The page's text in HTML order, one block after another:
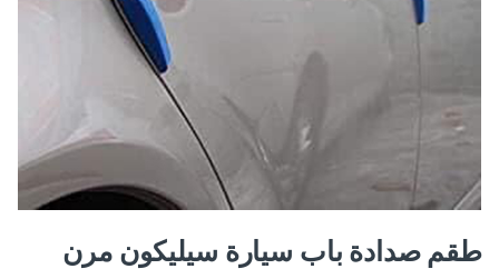
طقم صدادة باب سيارة سيليكون مرن